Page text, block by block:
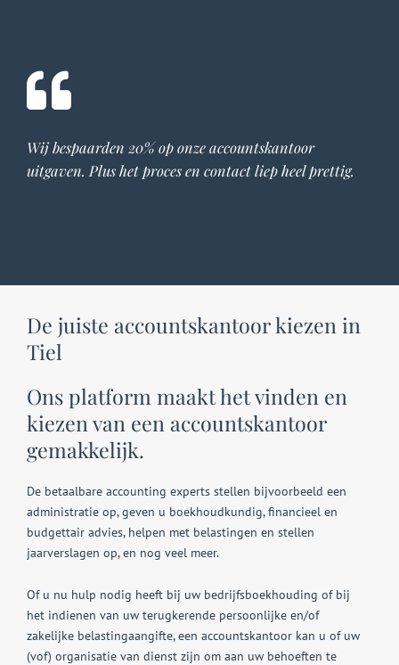
Wij bespaarden 20% op onzeaccountskantoor
uitgaven. Plus het proces en contact liep heel prettig.
De juiste accountskantoor kiezen in
Tiel
Ons platform maakt het vinden en
kiezen van een accountskantoor
gemakkelijk.
De betaalbare accounting experts stellen bijvoorbeeld een
administratie op, geven u boekhoudkundig, financieel en
budgettair advies, helpen met belastingen en stellen
jaarverslagen op, en nog veel meer.
Of u nu hulp nodig heeft bij uw bedrijfsboekhouding of bij
het indienen van uw terugkerende persoonlijke en/of
zakelijke belastingaangifte, een accountskantoor kan u of uw
(vof) organisatie van dienst zijn om aan uw behoeften te